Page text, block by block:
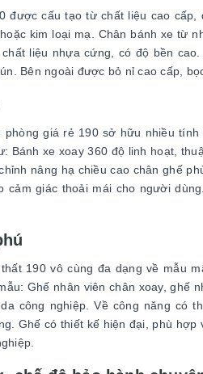
được cấu tạo từ chất liệu cao
kim loại mạ. Chân bánh xe từ
liệu nhựa cứng, có độ bền
Bên ngoài được bỏ nỉ cao cấp,
phòng giá rẻ 190 sở hữu nhiều
Bánh xe xoay 360 độ linh hoạt,
nâng hạ chiều cao chân ghế
cảm giác thoải mái cho người
190 vô cùng đa dạng về mẫu
Ghế nhân viên chân xoay, ghế
công nghiệp. Về công năng có
Ghế có thiết kế hiện đại, phù